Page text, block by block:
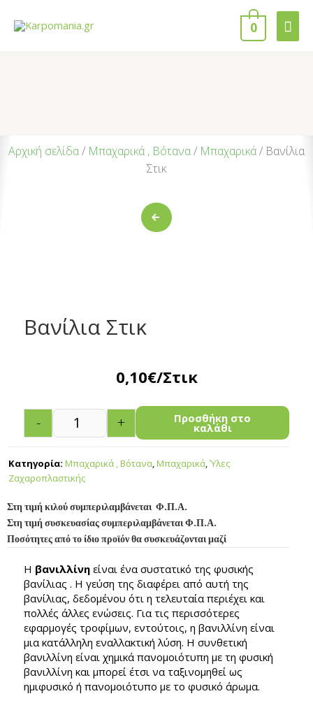
0
Αρχική σελίδα/ Μπαχαρικά , Βότανα/ Μπαχαρικά/ Βανίλια
Στικ
Βανίλια Στικ
0,10€/Στικ
- + Προσθήκη στο
καλάθι
Κατηγορία: Μπαχαρικά , Βότανα,Μπαχαρικά,Ύλες
Ζαχαροπλαστικής
Στη τιμή κιλού συμπεριλαμβάνεται Φ.Π.Α.
Στη τιμή συσκευασίας συμπεριλαμβάνεται Φ.Π.Α.
Ποσότητες από το ίδιο προϊόν θα συσκευάζονται μαζί
Η βανιλλίνη είναι ένα συστατικό της φυσικής
βανίλιας . Η γεύση της διαφέρει από αυτή της
βανίλιας, δεδομένου ότι η τελευταία περιέχει και
πολλές άλλες ενώσεις. Για τις περισσότερες
εφαρμογές τροφίμων, εντούτοις, η βανιλλίνη είναι
μια κατάλληλη εναλλακτική λύση. Η συνθετική
βανιλλίνη είναι χημικά πανομοιότυπη με τη φυσική
βανιλλίνη και μπορεί έτσι να ταξινομηθεί ως
ημιφυσικό ή πανομοιότυπο με το φυσικό άρωμα.